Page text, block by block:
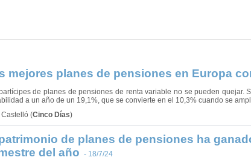
mejores planes de pensiones en Europa
de planes de pensiones de renta variable no se pueden quejar.
a un año de un 19,1%, que se convierte en el 10,3% cuando se
Castelló (Cinco Días)
de planes de pensiones ha
del año
- 18/7/24